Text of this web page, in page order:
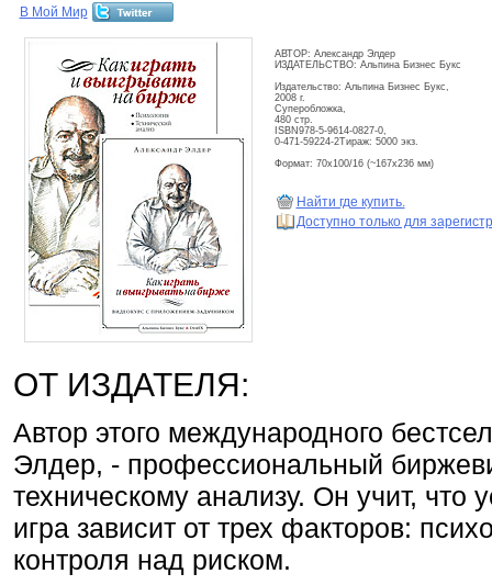
В Мой Мир
АВТОР: Александр Элдер
ИЗДАТЕЛЬСТВО: Альпина Бизнес Букс
Издательство: Альпина Бизнес Букс,
2008 г.
Суперобложка,
480 стр.
ISBN978-5-9614-0827-0,
0-471-59224-2Тираж: 5000 экз.
Формат: 70x100/16 (~167x236 мм)
Найти где купить.
Доступно только для
ОТ ИЗДАТЕЛЯ:
Автор этого международного
Элдер, - профессиональный
техническому анализу. Он учит, что
игра зависит от трех факторов:
контроля над риском.